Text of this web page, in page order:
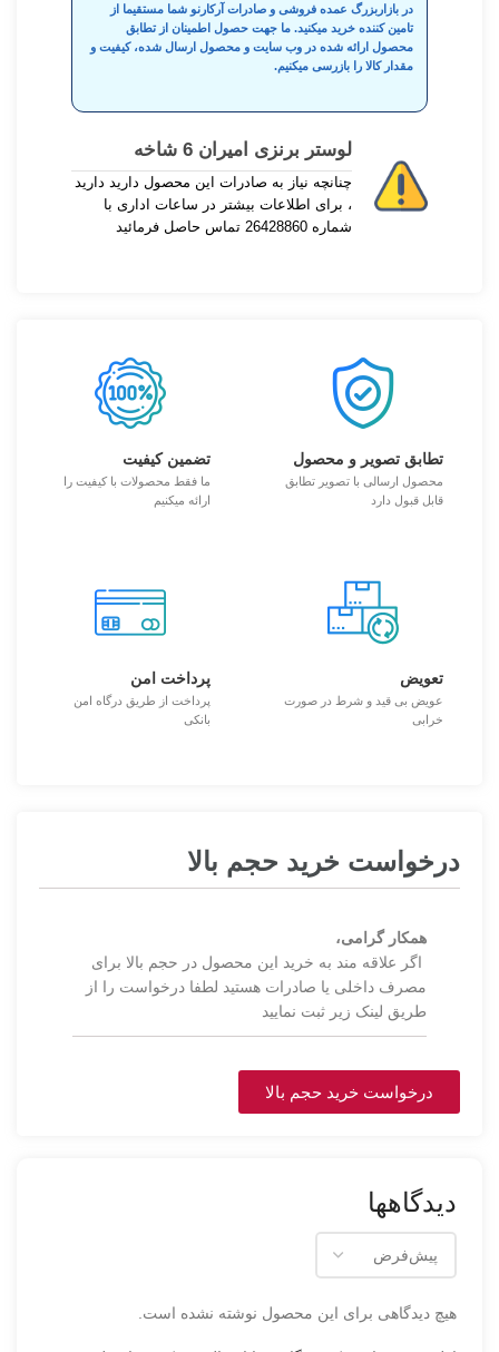
در بازاربزرگ عمده فروشی و صادرات آرکارنو شما مستقیما از
تامین کننده خرید میکنید. ما جهت حصول اطمینان از تطابق
محصول ارائه شده در وب سایت و محصول ارسال شده، کیفیت و
مقدار کالا را بازرسی میکنیم.
لوستر برنزی امیران 6 شاخه
چنانچه نیاز به صادرات این محصول دارید دارید
، برای اطلاعات بیشتر در ساعات اداری با
شماره 26428860 تماس حاصل فرمائید
تطابق تصویر و محصول
محصول ارسالی با تصویر تطابق
قابل قبول دارد
تضمین کیفیت
ما فقط محصولات با کیفیت را
ارائه میکنیم
تعویض
عویض بی قید و شرط در صورت
خرابی
پرداخت امن
پرداخت از طریق درگاه امن
بانکی
درخواست خرید حجم بالا
همکار گرامی،
اگر علاقه مند به خرید این محصول در حجم بالا برای
مصرف داخلی یا صادرات هستید لطفا درخواست را از
طریق لینک زیر ثبت نمایید
درخواست خرید حجم بالا
دیدگاهها
هیچ دیدگاهی برای این محصول نوشته نشده است.